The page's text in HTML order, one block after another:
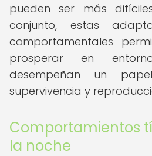
pueden ser más
conjunto, estas
comportamentales
prosperar en
desempeñan un
supervivencia y
Comportamientos
la noche